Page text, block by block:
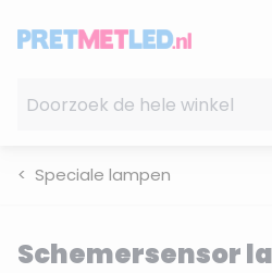
Speciale lampen
Schemersensor